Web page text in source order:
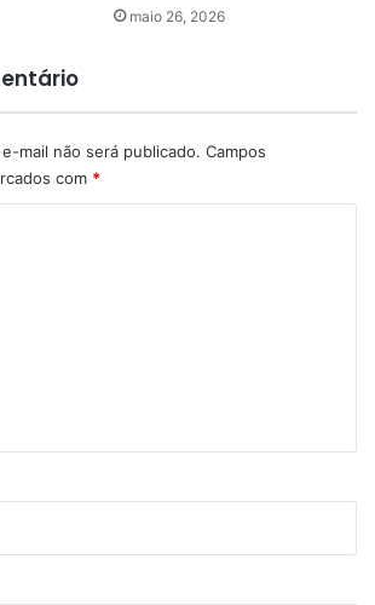
maio 26, 2026
mail não será publicado. Campos
com *